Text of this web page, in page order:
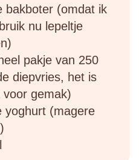
bakboter (omdat ik
nu lepeltje
pakje van 250
diepvries, het is
gemak)
yoghurt (magere